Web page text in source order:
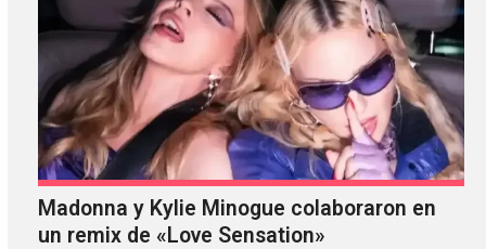
Madonna y Kylie Minogue colaboraron en
un remix de «Love Sensation»